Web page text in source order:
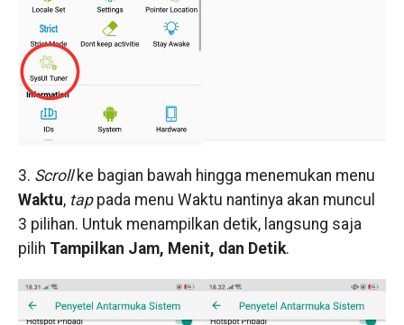
3. Scrollke bagian bawah hingga menemukan menu
Waktu, tappada menu Waktu nantinya akan muncul
3 pilihan. Untuk menampilkan detik, langsung saja
pilih Tampilkan Jam, Menit, dan Detik.